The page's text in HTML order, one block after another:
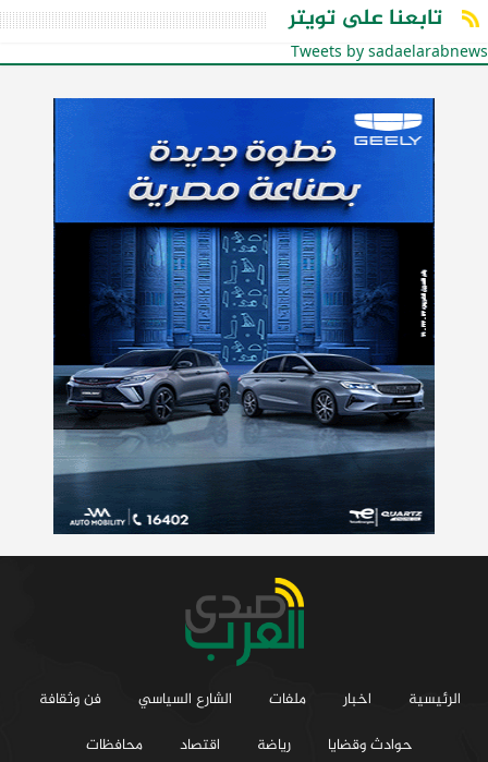
تابعنا على تويتر
Tweets by sadaelarabnews
الرئيسية اخبار ملفات الشارع السياسي
فن وثقافة
حوادث وقضايا
رياضة اقتصاد محافظات